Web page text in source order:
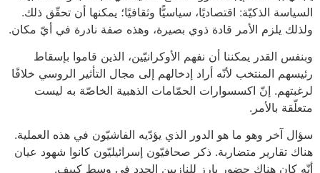
السياسة الذكيّة: اقتصاديًا، سياسيًّا وثقافيًا؛ يمكنها أن تحقّق ذلك.
ولذلك يلزم الأمر قادة ذوي بصيرة، وهذه صفة نادرة في أيّ مكان.
وبنفس القدر يمكننا أن نفهم الأوكرانيّين، الذين قاموا بإسقاط
رئيسهم المنتخب لأنّه أراد إدخالهم إلى مجال التأثير الروسي خلافًا
لرغبتهم. إنّ اكسسوارات الحمّامات الذهبية الخاصّة به ليست
متعلّقة بالأمر.
سؤال آخر وهو ما هو الدور الذي يؤدّيه الفاشيّون في هذه العملية.
هناك تقارير متضاربة. ذكر صحافيّون إسرائيليّون كانوا شهود عيان
أنّه كان هناك حضور بارز للنازيين الجدد في وسط كييف.